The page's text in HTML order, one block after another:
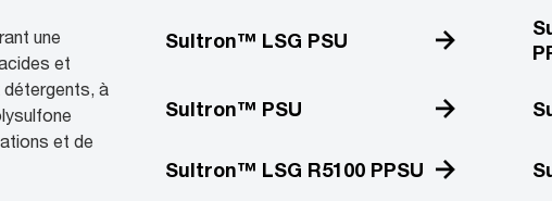
une
et
détergents, à
et de
Sultron™ LSG PSU
Sultron™ PSU
Sultron™ LSG R5100 PPSU